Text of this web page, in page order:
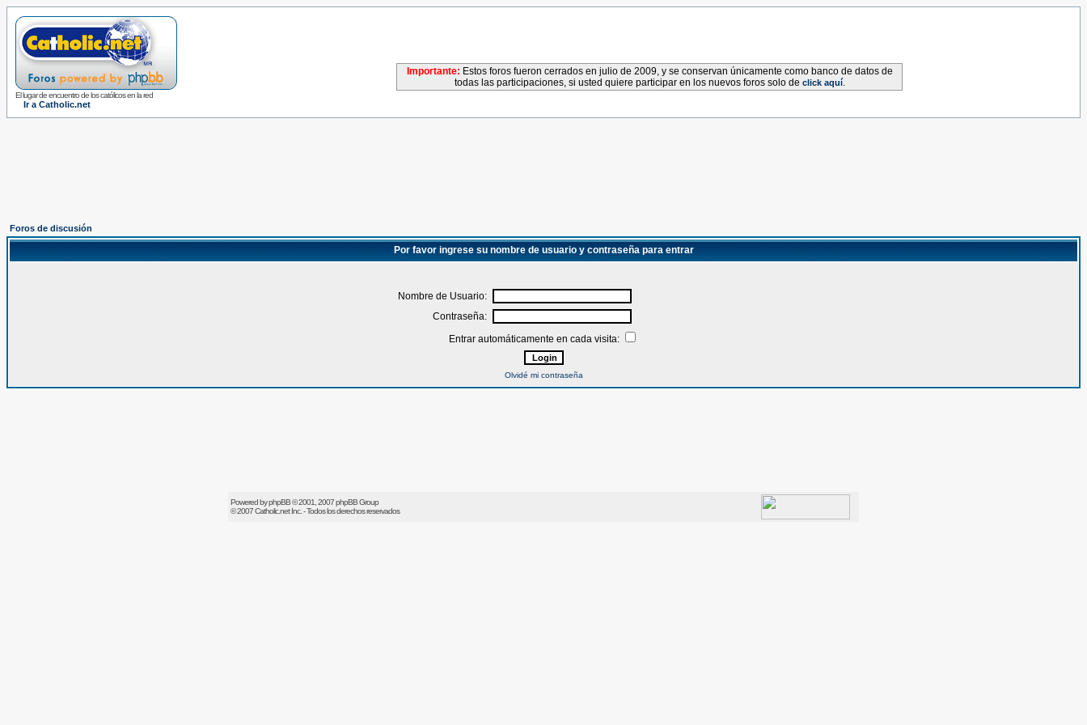
El lugar de encuentro de los católicos en la red
Ir a Catholic.net
Importante: Estos foros fueron cerrados en julio de 2009, y se conservan únicamente como banco de datos de
todas las participaciones, si usted quiere participar en los nuevos foros solo de click aquí.
Foros de discusión
Por favor ingrese su nombre de usuario y contraseña para entrar
Nombre de Usuario:
Contraseña:
Entrar automáticamente en cada visita:
Olvidé mi contraseña
Powered byphpBB© 2001, 2007 phpBB Group
© 2007Catholic.netInc. - Todos los derechos reservados